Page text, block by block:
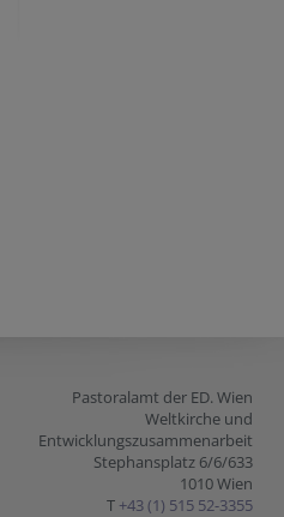
Pastoralamt der ED. Wien
Weltkirche und
Entwicklungszusammenarbeit
Stephansplatz 6/6/633
1010 Wien
T +43 (1) 515 52-3355